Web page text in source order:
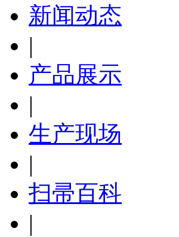
新闻动态
|
产品展示
|
生产现场
|
扫帚百科
|